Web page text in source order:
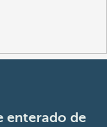
enterado de